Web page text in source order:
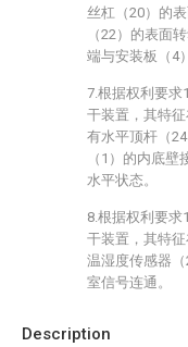
Description
丝杠（20）的
（22）的表面
端与安装板（4
7.根据权利要求
干装置，其特
有水平顶杆（
（1）的内底
水平状态。
8.根据权利要
干装置，其特
温湿度传感器
室信号连通。